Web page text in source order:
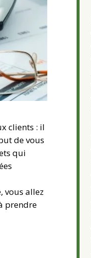
clients : il
de vous
qui
vous allez
prendre